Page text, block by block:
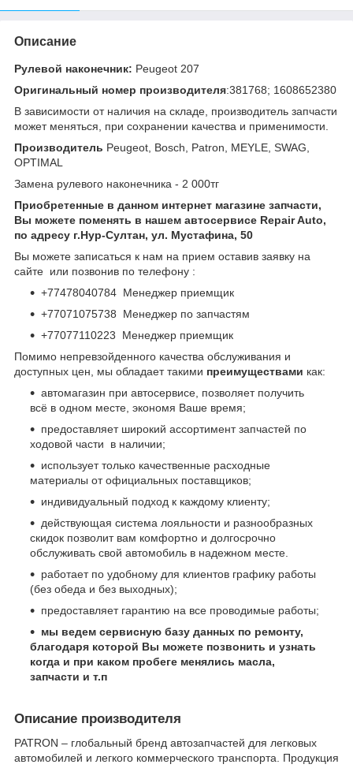
Описание
Рулевой наконечник: Peugeot 207
Оригинальный номер производителя:381768; 1608652380
В зависимости от наличия на складе, производитель запчасти
может меняться, при сохранении качества и применимости.
Производитель Peugeot, Bosch, Patron, MEYLE, SWAG,
OPTIMAL
Замена рулевого наконечника - 2 000тг
Приобретенные в данном интернет магазине запчасти,
Вы можете поменять в нашем автосервисе Repair Auto,
по адресу г.Нур-Султан, ул. Мустафина, 50
Вы можете записаться к нам на прием оставив заявку на
сайте или позвонив по телефону :
+77478040784 Менеджер приемщик
+77071075738 Менеджер по запчастям
+77077110223 Менеджер приемщик
Помимо непревзойденного качества обслуживания и
доступных цен, мы обладает такими преимуществами как:
автомагазин при автосервисе, позволяет получить
всё в одном месте, экономя Ваше время;
предоставляет широкий ассортимент запчастей по
ходовой части в наличии;
использует только качественные расходные
материалы от официальных поставщиков;
индивидуальный подход к каждому клиенту;
действующая система лояльности и разнообразных
скидок позволит вам комфортно и долгосрочно
обслуживать свой автомобиль в надежном месте.
работает по удобному для клиентов графику работы
(без обеда и без выходных);
предоставляет гарантию на все проводимые работы;
мы ведем сервисную базу данных по ремонту,
благодаря которой Вы можете позвонить и узнать
когда и при каком пробеге менялись масла,
запчасти и т.п
Описание производителя
PATRON – глобальный бренд автозапчастей для легковых
автомобилей и легкого коммерческого транспорта. Продукция